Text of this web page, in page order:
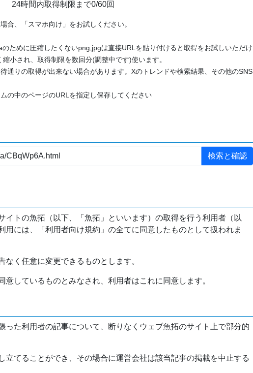
24時間内取得制限まで0/60回
合、「スマホ向け」をお試しください。
ために圧縮したくないpng,jpgは直接URLを貼り付けると取得をお試しいただけ
小され、取得制限を数回分(調整中です)使います。
通りの取得が出来ない場合があります。Xのトレンドや検索結果、その他のSNS
の中のページのURLを指定し保存してください
イトの魚拓（以下、「魚拓」といいます）の取得を行う利用者（以
用には、「利用者向け規約」の全てに同意したものとして扱われま
く任意に変更できるものとします。
しているものとみなされ、利用者はこれに同意します。
った利用者の記事について、断りなくウェブ魚拓のサイト上で部分的
立てることができ、その場合に運営会社は該当記事の掲載を中止する